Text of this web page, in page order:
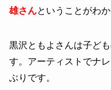
雄さんということがわか
黒沢ともよさんは子ど
す。アーティストでナ
ぶりです。